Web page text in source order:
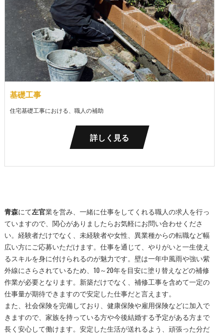
基礎工事
住宅基礎工事における、職人の補助
詳しく見る
青森にて左官業を営み、一緒に仕事をしてくれる職人の求人を行っ
ていますので、関心がありましたらお気軽にお問い合わせくださ
い。経験者だけでなく、未経験者や女性、異業種からの転職など幅
広い方にご応募いただけます。仕事を通じて、やりがいと一生使え
るスキルを身に付けられるのが魅力です。壁は一年中風雨や強い紫
外線にさらされているため、10～20年を目安に塗り替えなどの補修
作業が必要となります。新築だけでなく、補修工事を含めて一定の
仕事量が期待できますので安定した仕事だと言えます。
また、社会保険を完備しており、健康保険や雇用保険などに加入で
きますので、家族を持っている方や今後結婚する予定がある方まで
長く安心して働けます。安定した生活が送れるよう、頑張った分だ